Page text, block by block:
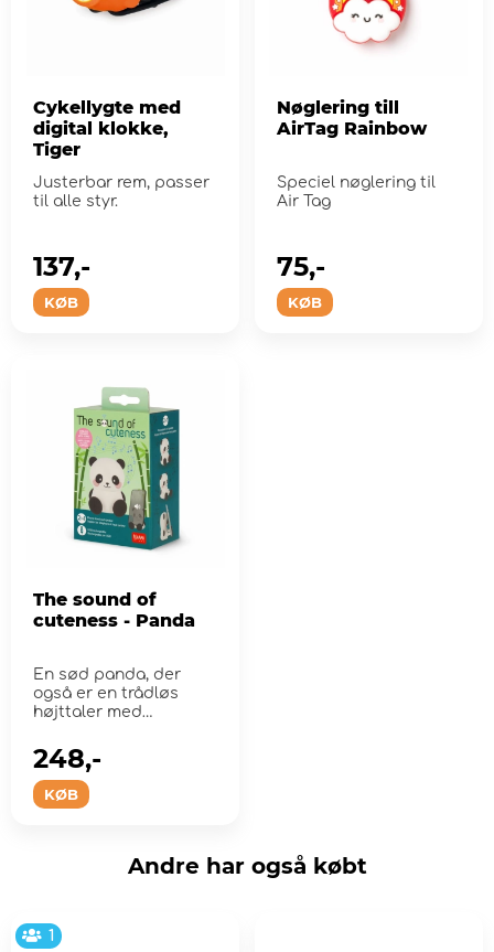
Cykellygte med
digital klokke,
Tiger
Justerbar rem, passer
til alle styr.
KØB
137,-
Nøglering till
AirTag Rainbow
Speciel nøglering til
Air Tag
KØB
75,-
The sound of
cuteness - Panda
En sød panda, der
også er en trådløs
højttaler med
KØB
248,-
Andre har også købt
1